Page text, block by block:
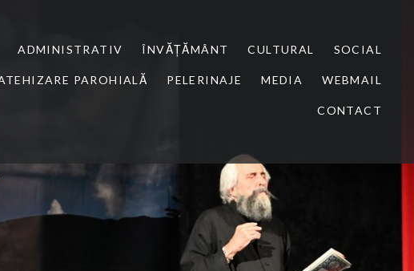
ADMINISTRATIV ÎNVĂȚĂMÂNT CULTURAL SOCIAL
PAROHIALĂ PELERINAJE MEDIA WEBMAIL
CONTACT